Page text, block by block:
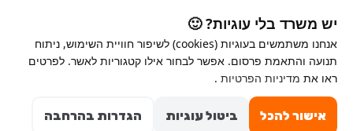
יש משרד בלי עוגיות? 🙂
אנחנו משתמשים בעוגיות (cookies) לשיפור חוויית השימוש, ניתוח
תנועה והתאמת פרסום. אפשר לבחור אילו קטגוריות לאשר. לפרטים
ראו את מדיניות הפרטיות .
אישור להכל ביטול עוגיות הגדרות בהרחבה
navigation
content
Search for: